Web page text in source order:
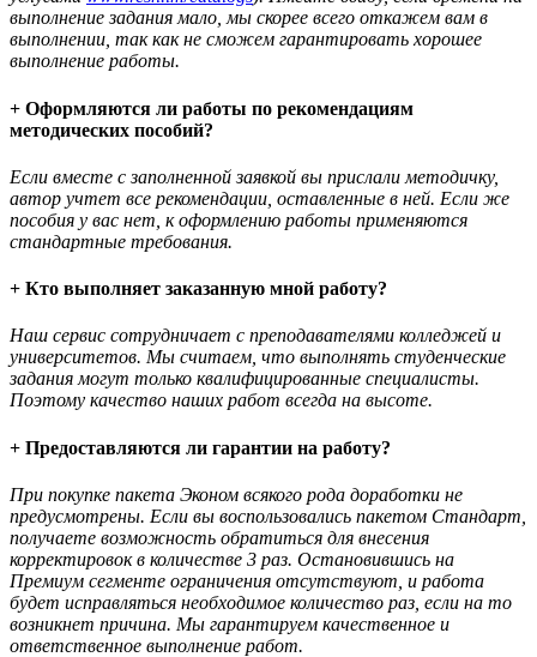
выполнение задания мало, мы скорее всего откажем вам в
выполнении, так как не сможем гарантировать хорошее
выполнение работы.
+ Оформляются ли работы по рекомендациям
методических пособий?
Если вместе с заполненной заявкой вы прислали методичку,
автор учтет все рекомендации, оставленные в ней. Если же
пособия у вас нет, к оформлению работы применяются
стандартные требования.
+ Кто выполняет заказанную мной работу?
Наш сервис сотрудничает с преподавателями колледжей и
университетов. Мы считаем, что выполнять студенческие
задания могут только квалифицированные специалисты.
Поэтому качество наших работ всегда на высоте.
+ Предоставляются ли гарантии на работу?
При покупке пакета Эконом всякого рода доработки не
предусмотрены. Если вы воспользовались пакетом Стандарт,
получаете возможность обратиться для внесения
корректировок в количестве 3 раз. Остановившись на
Премиум сегменте ограничения отсутствуют, и работа
будет исправляться необходимое количество раз, если на то
возникнет причина. Мы гарантируем качественное и
ответственное выполнение работ.